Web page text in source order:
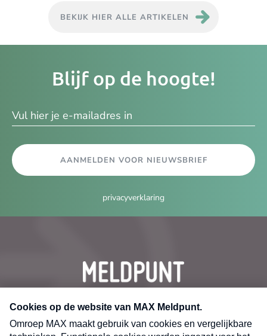
BEKIJK HIER ALLE ARTIKELEN
Blijf op de hoogte!
AANMELDEN VOOR NIEUWSBRIEF
privacyverklaring
CONTACT